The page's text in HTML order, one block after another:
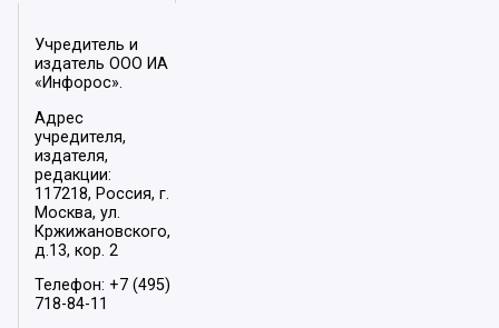
Учредитель и
издатель ООО ИА
«Инфорос».
Адрес
учредителя,
издателя,
редакции:
117218, Россия, г.
Москва, ул.
Кржижановского,
д.13, кор. 2
Телефон: +7 (495)
718-84-11